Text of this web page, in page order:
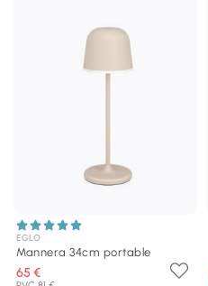
EGLO
Mannera 34cm portable
65 €